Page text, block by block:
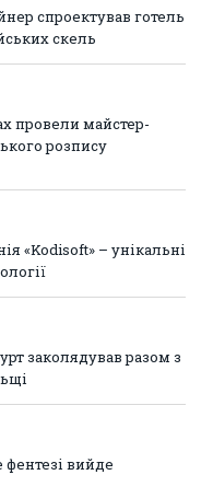
спроектував готель
скель
провели майстер-
розпису
«Kodisoft» – унікальні
заколядував разом з
вийде